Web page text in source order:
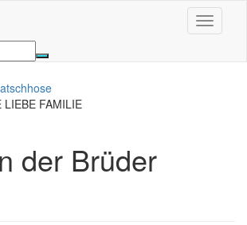
LIEBE FAMILIE
der Brüder